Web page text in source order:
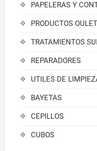
PAPELERAS Y
PRODUCTOS OULET
TRATAMIENTOS
REPARADORES
UTILES DE
BAYETAS
CEPILLOS
CUBOS